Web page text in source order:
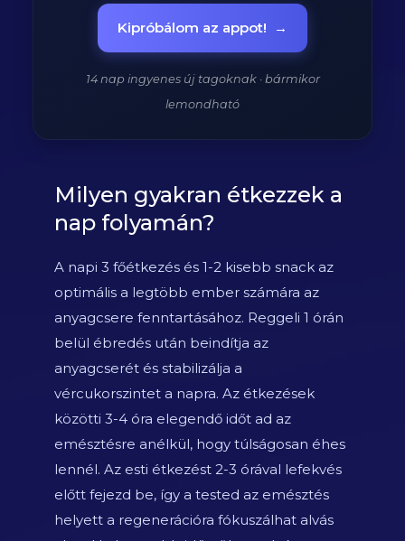
Kipróbálom az appot! →
14 nap ingyenes új tagoknak · bármikor
lemondható
Milyen gyakran étkezzek a
nap folyamán?
A napi 3 főétkezés és 1-2 kisebb snack az
optimális a legtöbb ember számára az
anyagcsere fenntartásához. Reggeli 1 órán
belül ébredés után beindítja az
anyagcserét és stabilizálja a
vércukorszintet a napra. Az étkezések
közötti 3-4 óra elegendő időt ad az
emésztésre anélkül, hogy túlságosan éhes
lennél. Az esti étkezést 2-3 órával lefekvés
előtt fejezd be, így a tested az emésztés
helyett a regenerációra fókuszálhat alvás